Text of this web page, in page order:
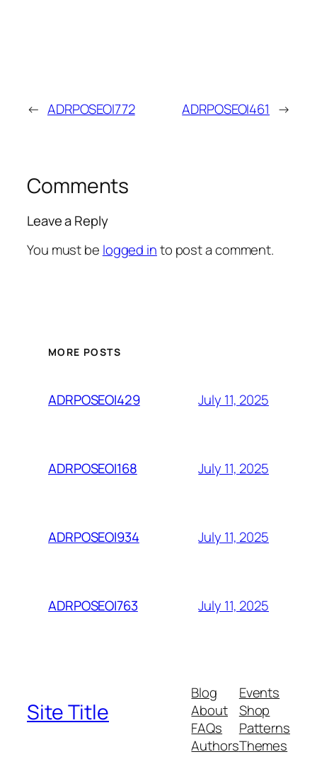
← ADRPOSEOI772 ADRPOSEOI461 →
Comments
Leave a Reply
You must be logged into post a comment.
MORE POSTS
ADRPOSEOI429 July 11, 2025
ADRPOSEOI168 July 11, 2025
ADRPOSEOI934 July 11, 2025
ADRPOSEOI763 July 11, 2025
Site Title
Blog
About
FAQs
Authors
Events
Shop
Patterns
Themes